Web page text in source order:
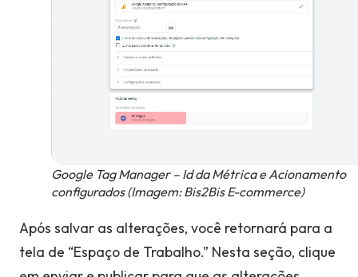
Google Tag Manager – Id da Métrica e Acionamento
configurados (Imagem: Bis2Bis E-commerce)
Após salvar as alterações, você retornará para a
tela de “Espaço de Trabalho.” Nesta seção, clique